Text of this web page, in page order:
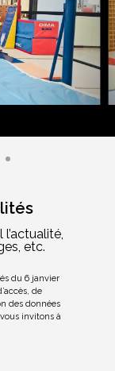
etc.
du 6 janvier
de
des données
invitons à